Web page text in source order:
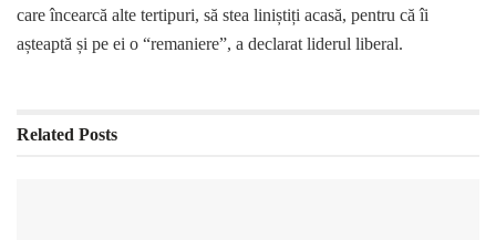
care încearcă alte tertipuri, să stea liniștiți acasă, pentru că îi
așteaptă și pe ei o “remaniere”, a declarat liderul liberal.
Related Posts